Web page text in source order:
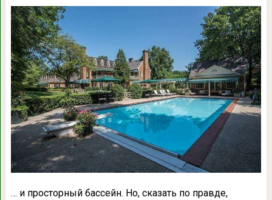
… и просторный бассейн. Но, сказать по правде,